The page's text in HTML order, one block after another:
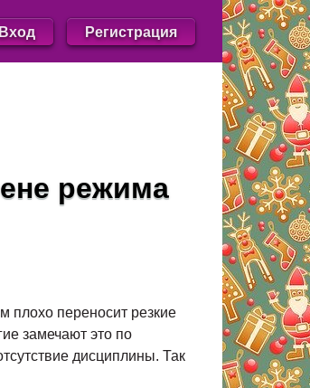
Регистрация
режима
плохо переносит резкие
замечают это по
дисциплины. Так